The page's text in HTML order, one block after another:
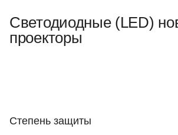
Светодиодные (LED)
проекторы
Степень защиты